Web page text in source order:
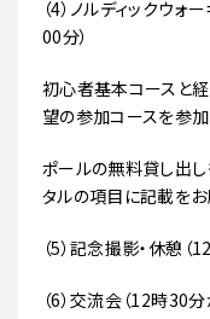
（4）ノルディックウ
00分）
初心者基本コースと
望の参加コースを参加
ポールの無料貸し出し
タルの項目に記載をお
（5）記念撮影・休憩
（6）交流会（12時30